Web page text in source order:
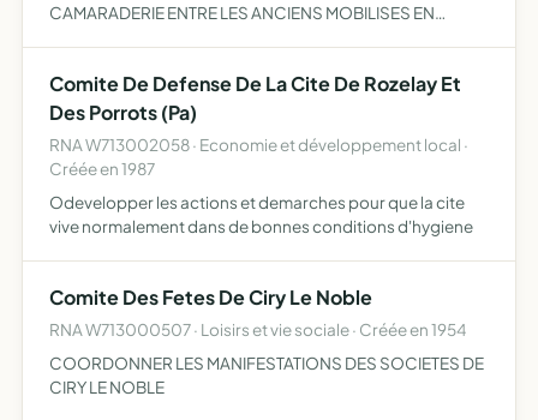
CAMARADERIE ENTRE LES ANCIENS MOBILISES EN
CELLE DE TOUTES LES VICTIMES DE LA GUERRE D'A…
Comite De Defense De La Cite De Rozelay Et
Des Porrots (Pa)
RNA W713002058 · Economie et développement local ·
Créée en 1987
Odevelopper les actions et demarches pour que la cite
vive normalement dans de bonnes conditions d'hygiene
Comite Des Fetes De Ciry Le Noble
RNA W713000507 · Loisirs et vie sociale · Créée en 1954
COORDONNER LES MANIFESTATIONS DES SOCIETES DE
CIRY LE NOBLE